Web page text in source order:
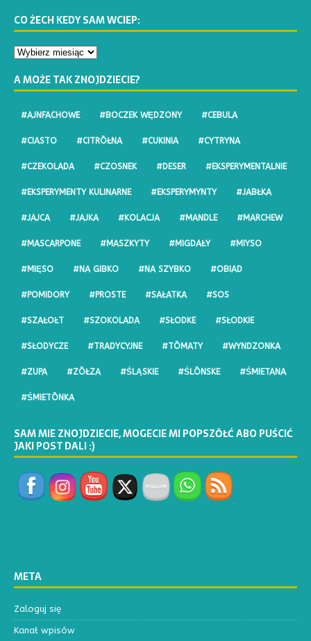
CO ŻECH KEDY SAM WCIEP:
A MOŻE TAK ZNOJDZIECIE?
#AJNFACHOWE #BOCZEK WĘDZONY #CEBULA
#CIASTO #CITRŌŁNA #CUKINIA #CYTRYNA
#CZEKOLADA #CZOSNEK #DESER #EKSPERYMENTALNIE
#EKSPERYMENTY KULINARNE #EKSPERYMYNTY #JABŁKA
#JAJCA #JAJKA #KOLACJA #MANDLE #MARCHEW
#MASCARPONE #MASZKYTY #MIGDAŁY #MIYSO
#MIĘSO #NA GIBKO #NA SZYBKO #OBIAD
#POMIDORY #PROSTE #SAŁATKA #SOS
#SZAŁOŁT #SZOKOLADA #SŁODKE #SŁODKIE
#SŁODYCZE #TRADYCYJNE #TŌMATY #WYNDZONKA
#ZUPA #ZŌŁZA #ŚLĄSKIE #ŚLŌNSKE #ŚMIETANA
#ŚMIETŌNKA
SAM MIE ZNOJDZIECIE, MOGECIE MI POPSZŎŁĆ ABO PUŚCIĆ
JAKI POST DALI :)
META
Zaloguj się
Kanał wpisów